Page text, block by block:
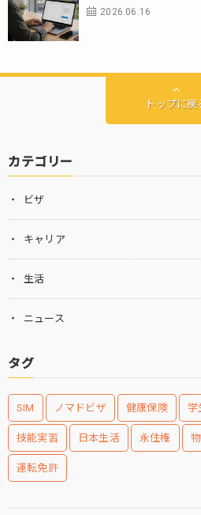
2026.06.16
トップに戻
カテゴリー
ビザ
キャリア
生活
ニュース
タグ
SIM ノマドビザ 健康保険 学
技能実習 日本生活 永住権
運転免許